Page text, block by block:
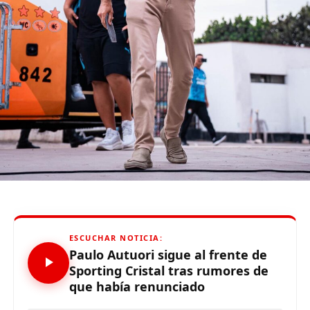
RELATED TOPICS:
UP NEXT
Tras idas y venidas: Partido entre Cristal y Flamengo sí
se jugará
DON'T MISS
IPD anunció la cancelación del partido entre Sporting
Cristal y Flamengo por la Copa Libertadores
Mantente informado con Limaaldia.pe
ESCUCHAR NOTICIA:
Paulo Autuori sigue al frente de
Sporting Cristal tras rumores de
que había renunciado